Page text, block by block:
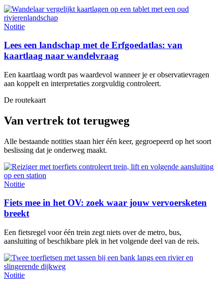
Notitie
Lees een landschap met de Erfgoedatlas: van
kaartlaag naar wandelvraag
Een kaartlaag wordt pas waardevol wanneer je er observatievragen
aan koppelt en interpretaties zorgvuldig controleert.
De routekaart
Van vertrek tot terugweg
Alle bestaande notities staan hier één keer, gegroepeerd op het soort
beslissing dat je onderweg maakt.
Notitie
Fiets mee in het OV: zoek waar jouw vervoersketen
breekt
Een fietsregel voor één trein zegt niets over de metro, bus,
aansluiting of beschikbare plek in het volgende deel van de reis.
Notitie